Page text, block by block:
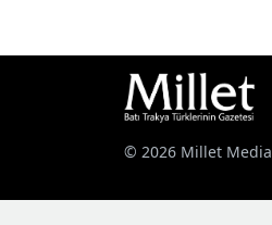
© 2026 Millet Media